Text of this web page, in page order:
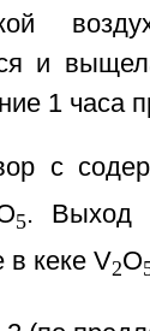
и
1 часа
с
5. Выход
в кеке V2О